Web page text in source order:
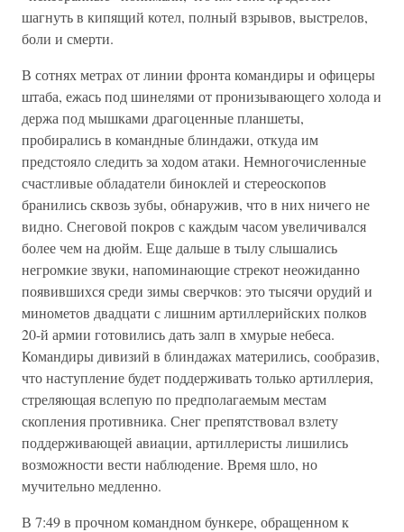
шагнуть в кипящий котел, полный взрывов, выстрелов,
боли и смерти.
В сотнях метрах от линии фронта командиры и офицеры
штаба, ежась под шинелями от пронизывающего холода и
держа под мышками драгоценные планшеты,
пробирались в командные блиндажи, откуда им
предстояло следить за ходом атаки. Немногочисленные
счастливые обладатели биноклей и стереоскопов
бранились сквозь зубы, обнаружив, что в них ничего не
видно. Снеговой покров с каждым часом увеличивался
более чем на дюйм. Еще дальше в тылу слышались
негромкие звуки, напоминающие стрекот неожиданно
появившихся среди зимы сверчков: это тысячи орудий и
минометов двадцати с лишним артиллерийских полков
20-й армии готовились дать залп в хмурые небеса.
Командиры дивизий в блиндажах матерились, сообразив,
что наступление будет поддерживать только артиллерия,
стреляющая вслепую по предполагаемым местам
скопления противника. Снег препятствовал взлету
поддерживающей авиации, артиллеристы лишились
возможности вести наблюдение. Время шло, но
мучительно медленно.
В 7:49 в прочном командном бункере, обращенном к